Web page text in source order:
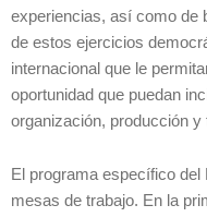
experiencias, así como de
de estos ejercicios
internacional que le
oportunidad que puedan
organización, producción
El programa específico
mesas de trabajo. En la